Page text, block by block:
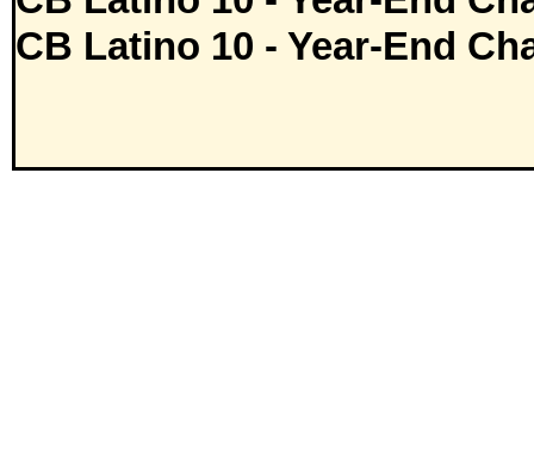
CB Latino 10 - Year-End